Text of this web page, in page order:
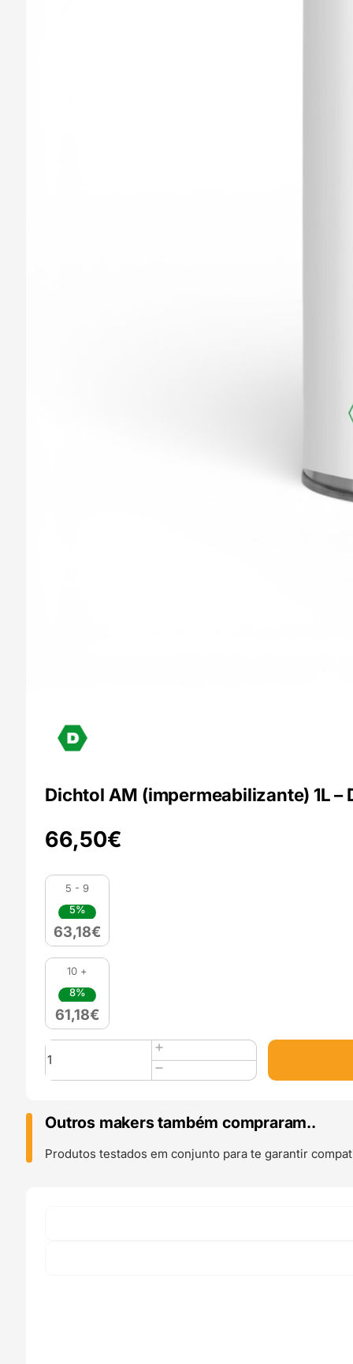
Dichtol AM (impermeabilizante) 1L –
66,50€
5 - 9
5%
63,18€
10 +
8%
61,18€
Quantidade
de
Dichtol
(impermeabilizante)
-
Outros makers também compraram..
Produtos testados em conjunto para te garantir